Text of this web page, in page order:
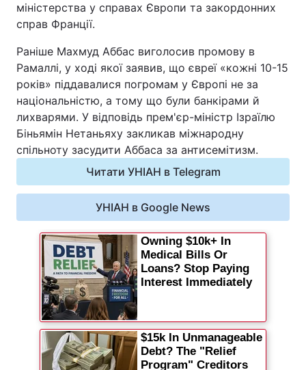
Архів Вакансії
Контакти
ПОСЛУГИ
Реклама на сайті Фотобанк
Моніторинг Пресцентр
міністерства у справах Європи та закордонних
справ Франції.
Раніше Махмуд Аббас виголосив промову в
Рамаллі, у ході якої заявив, що євреї «кожні 10-15
років» піддавалися погромам у Європі не за
національністю, а тому що були банкірами й
лихварями. У відповідь прем'єр-міністр Ізраїлю
Біньямін Нетаньяху закликав міжнародну
спільноту засудити Аббаса за антисемітизм.
Читати УНІАН в Telegram
УНІАН в Google News